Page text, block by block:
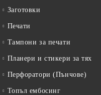
Заготовки
Печати
Тампони за печати
Планери и стикери за тях
Перфоратори (Пънчове)
Топъл ембосинг